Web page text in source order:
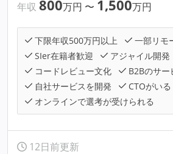
年収 800万円 〜 1,500万円
下限年収500万円以上
一部リモ
SIer在籍者歓迎
アジャイル開発
コードレビュー文化
B2Bのサ
自社サービスを開発
CTOがいる
オンラインで選考が受けられる
12日前更新